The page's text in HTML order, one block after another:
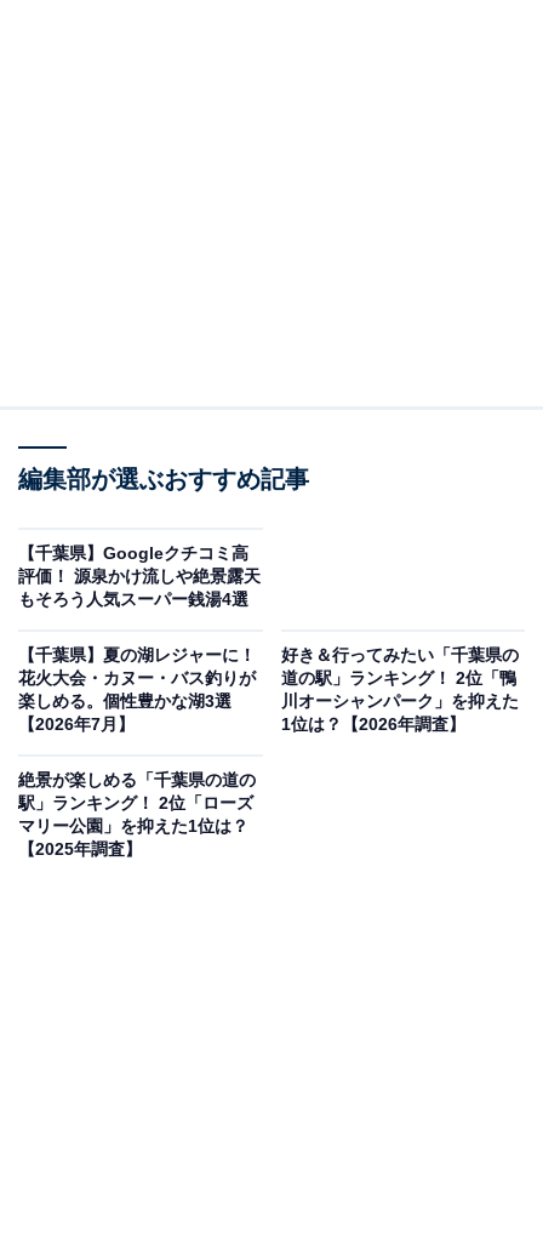
ら差し込む光が水面に反射してハート形を描く写真が
SNSで拡散されたことで一躍全国区の人気スポットにな
ハート形の光が見られるのは3月と9月のお彼岸時期の早
り、光と緑のコントラストが美しい季節の見どころがあ
ります。
洞窟周辺の遊歩道には「幸運の鐘」もあり、散策がてら
鳴らすのも人気です。初夏にはホタルが舞い飛ぶため、
夏の夕方も幻想的な雰囲気に包まれます。入場は無料
編集部が選ぶおすすめ記事
【千葉県】Googleクチコミ高
評価！ 源泉かけ流しや絶景露天
もそろう人気スーパー銭湯4選
【千葉県】夏の湖レジャーに！
花火大会・カヌー・バス釣りが
楽しめる。個性豊かな湖3選
【2026年7月】
好き＆行ってみたい「千葉県の
道の駅」ランキング！ 2位「鴨
川オーシャンパーク」を抑えた
1位は？【2026年調査】
絶景が楽しめる「千葉県の道の
駅」ランキング！ 2位「ローズ
マリー公園」を抑えた1位は？
【2025年調査】